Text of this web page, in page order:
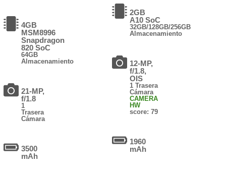
4GB
MSM8996
Snapdragon
820 SoC
64GB
Almacenamiento
21-MP,
f/1.8
1
Trasera
Cámara
3500
mAh
2GB
A10 SoC
32GB/128GB/256GB
Almacenamiento
12-MP,
f/1.8,
OIS
1 Trasera
Cámara
CAMERA
HW
score: 79
1960
mAh